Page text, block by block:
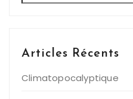
Articles Récents
Climatopocalyptique